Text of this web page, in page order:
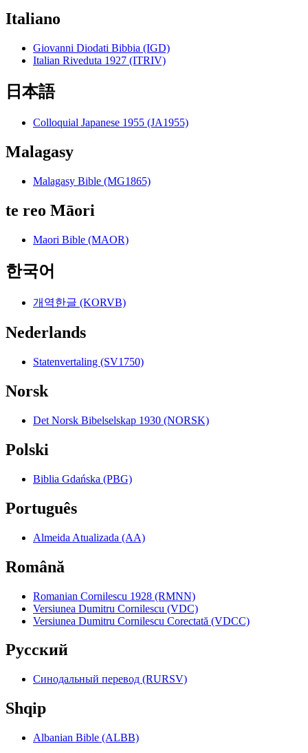
Italiano
Giovanni Diodati Bibbia (IGD)
Italian Riveduta 1927 (ITRIV)
日本語
Colloquial Japanese 1955 (JA1955)
Malagasy
Malagasy Bible (MG1865)
te reo Māori
Maori Bible (MAOR)
한국어
개역한글 (KORVB)
Nederlands
Statenvertaling (SV1750)
Norsk
Det Norsk Bibelselskap 1930 (NORSK)
Polski
Biblia Gdańska (PBG)
Português
Almeida Atualizada (AA)
Română
Romanian Cornilescu 1928 (RMNN)
Versiunea Dumitru Cornilescu (VDC)
Versiunea Dumitru Cornilescu Corectată (VDCC)
Pyccкий
Синодальный перевод (RURSV)
Shqip
Albanian Bible (ALBB)